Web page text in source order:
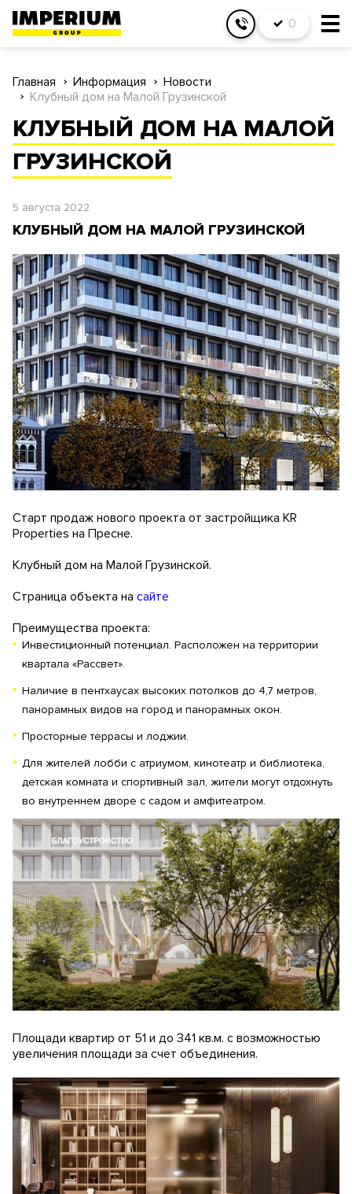
0
Главная Информация
Новости
Клубный дом на Малой Грузинской
КЛУБНЫЙ ДОМ НА МАЛОЙ
ГРУЗИНСКОЙ
5 августа 2022
КЛУБНЫЙ ДОМ НА МАЛОЙ ГРУЗИНСКОЙ
Старт продаж нового проекта от застройщика KR
Properties на Пресне.
Клубный дом на Малой Грузинской.
Страница объекта на сайте
Преимущества проекта:
Инвестиционный потенциал. Расположен на территории
квартала «Рассвет».
Наличие в пентхаусах высоких потолков до 4,7 метров,
панорамных видов на город и панорамных окон.
Просторные террасы и лоджии.
Для жителей лобби с атриумом, кинотеатр и библиотека,
детская комната и спортивный зал, жители могут отдохнуть
во внутреннем дворе с садом и амфитеатром.
Площади квартир от 51 и до 341 кв.м. с возможностью
увеличения площади за счет объединения.